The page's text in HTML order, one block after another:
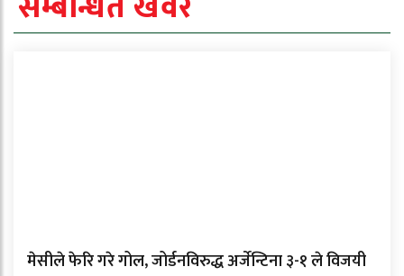
मेसीले फेरि गरे गोल, जोर्डनविरुद्ध अर्जेन्टिना ३-१ ले विजयी